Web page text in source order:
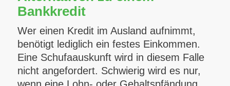
Bankkredit
Wer einen Kredit im Ausland aufnimmt,
benötigt lediglich ein festes Einkommen.
Eine Schufaauskunft wird in diesem Falle
nicht angefordert. Schwierig wird es nur,